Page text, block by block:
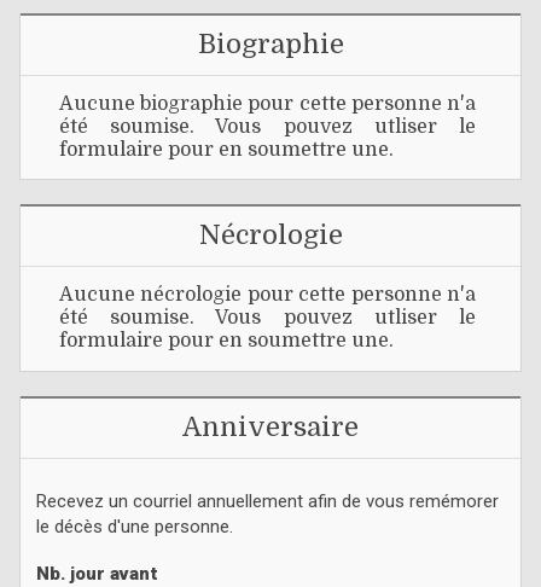
Biographie
Aucune biographie pour cette personne n'a
été soumise. Vous pouvez utliser le
formulaire pour en soumettre une.
Nécrologie
Aucune nécrologie pour cette personne n'a
été soumise. Vous pouvez utliser le
formulaire pour en soumettre une.
Anniversaire
Recevez un courriel annuellement afin de vous remémorer
le décès d'une personne.
Nb. jour avant